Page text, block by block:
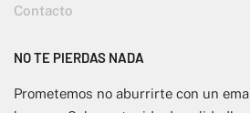
Contacto
NO TE PIERDAS NADA
Prometemos no aburrirte con un